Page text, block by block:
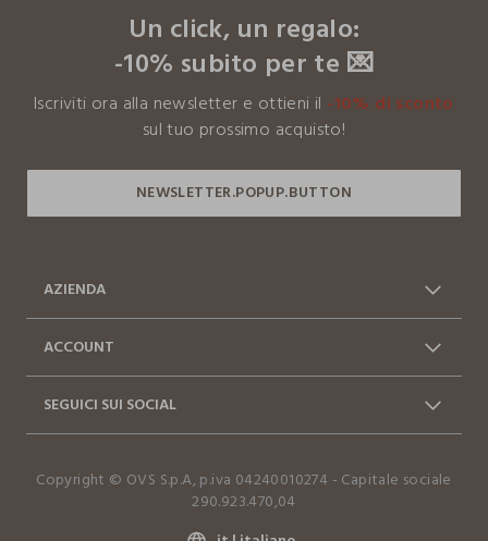
restrittivi rispetto a quelli previsti dalla normativa
internazionale.
Clicca qui per vedere i dettagli
I nostri fornitori
Un click, un regalo:
-10% subito per te 💌
Iscriviti ora alla newsletter e ottieni il -10% di sconto
sul tuo prossimo acquisto!
AZIENDA
Resi e cambi Dichiarazione accessibilità
ACCOUNT
SEGUICI SUI SOCIAL
TikTok
Copyright © OVS S.p.A, p.iva 04240010274 - Capitale sociale
290.923.470,04